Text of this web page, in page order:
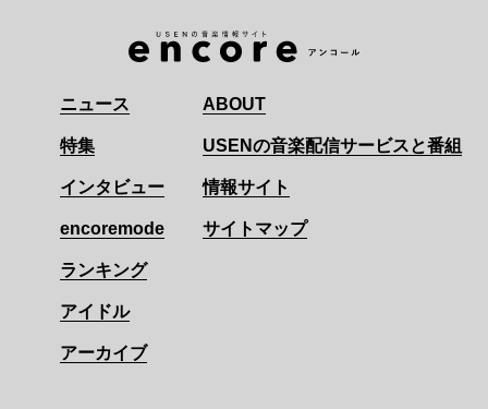
ニュース
特集
インタビュー
encoremode
ランキング
アイドル
アーカイブ
ABOUT
USENの音楽配信サービスと番組
情報サイト
サイトマップ